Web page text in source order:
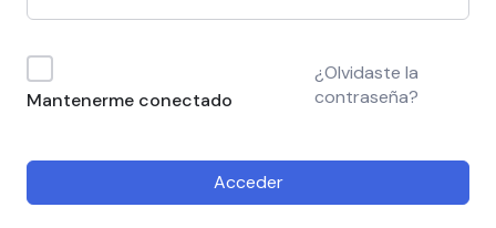
Mantenerme conectado
¿Olvidaste la
contraseña?
Acceder